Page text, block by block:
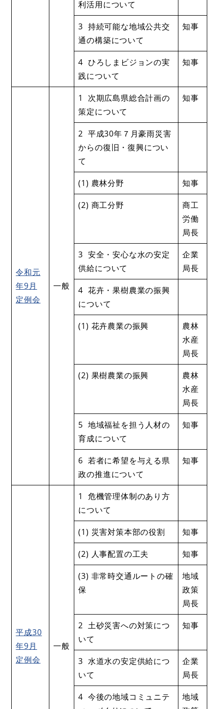
利活用について
3 持続可能な地域公共交
通の構築について
知事
4 ひろしまビジョンの実
践について
知事
令和元
年9月
定例会
一般
1 次期広島県総合計画の
策定について
知事
2 平成30年７月豪雨災害
からの復旧・復興につい
て
(1) 農林分野 知事
(2) 商工分野
商工
労働
局長
3 安全・安心な水の安定
供給について
企業
局長
4 花卉・果樹農業の振興
について
(1) 花卉農業の振興
農林
水産
局長
(2) 果樹農業の振興
農林
水産
局長
5 地域福祉を担う人材の
育成について
知事
6 若者に希望を与える県
政の推進について
知事
平成30
年9月
定例会
一般
1 危機管理体制のあり方
について
(1) 災害対策本部の役割 知事
(2) 人事配置の工夫 知事
(3) 非常時交通ルートの確
保
地域
政策
局長
2 土砂災害への対策につ
いて
知事
3 水道水の安定供給につ
いて
企業
局長
4 今後の地域コミュニテ
地域